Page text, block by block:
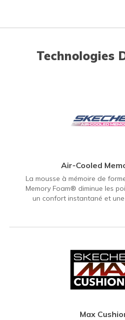
Technologies
Air-Cooled
La mousse à mémoire de
Memory Foam® diminue les
un confort instantané et
Max